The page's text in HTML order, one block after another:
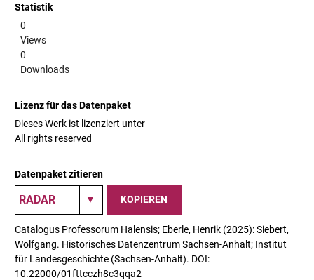
Statistik
0
Views
0
Downloads
Lizenz für das Datenpaket
Dieses Werk ist lizenziert unter
All rights reserved
Datenpaket zitieren
KOPIEREN
Catalogus Professorum Halensis; Eberle, Henrik (2025): Siebert,
Wolfgang. Historisches Datenzentrum Sachsen-Anhalt; Institut
für Landesgeschichte (Sachsen-Anhalt). DOI:
10.22000/01fttcczh8c3qqa2